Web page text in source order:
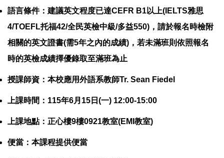
語言條件：建議英文程度已達CEFR B1以上(IELTS雅思
4/TOEFL托福42/全民英檢中級/多益550)，請於報名時檢附
相關的英文證書(需5年之內的成績)，若未滿班則依照報名
時的英檢成績擇優錄取至滿班為止
授課師資：本校應用外語系教師Tr. Sean Fiedel
上課時間：115年6月15日(一) 12:00-15:00
上課地點：正心樓9樓0921教室(EMI教室)
便當：本課程提供便當